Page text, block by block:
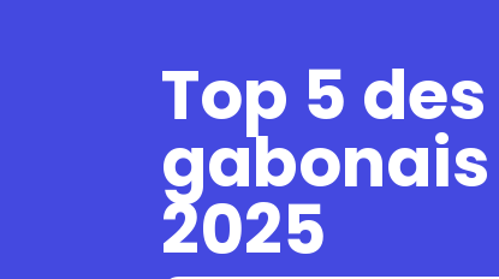
Top 5
2025